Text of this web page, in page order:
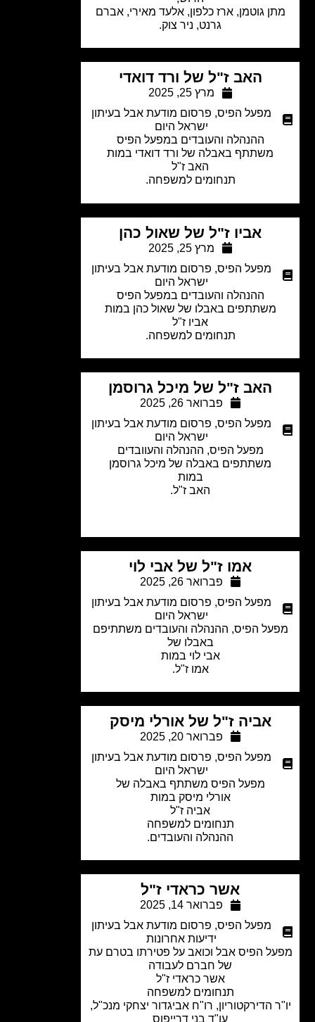
גוטמן, ארז כלפון, אלעד מאירי, אברם
גרנט, ניר צוק.
האב ז"ל של ורד דואדי
מרץ 25, 2025
מפעל הפיס,פרסום מודעת אבל בעיתון
ישראל היום
ההנהלה והעובדים במפעל הפיס
משתתף באבלה של ורד דואדי במות
תנחומים למשפחה.
אביו ז"ל של שאול כהן
מרץ 25, 2025
מפעל הפיס,פרסום מודעת אבל בעיתון
ישראל היום
ההנהלה והעובדים במפעל הפיס
משתתפים באבלו שלשאול כהן במות
תנחומים למשפחה.
האב ז"ל של מיכל גרוסמן
פברואר 26, 2025
מפעל הפיס,פרסום מודעת אבל בעיתון
ישראל היום
מפעל הפיס, ההנהלה והעוובדים
משתתפים באבלה של מיכל גרוסמן
האב ז"ל.
אמו ז"ל של אבי לוי
פברואר 26, 2025
מפעל הפיס,פרסום מודעת אבל בעיתון
ישראל היום
הפיס, ההנהלה והעובדים משתתיפם
באבלו של
אבי לוי במות
אמו ז"ל.
אביה ז"ל של אורלי מיסק
פברואר 20, 2025
מפעל הפיס,פרסום מודעת אבל בעיתון
ישראל היום
מפעל הפיס משתתף באבלה של
אורלי מיסק במות
אביה ז"ל
תנחומים למשפחה
ההנהלה והעובדים.
אשר כראדי ז"ל
פברואר 14, 2025
מפעל הפיס,פרסום מודעת אבל בעיתון
ידיעות אחרונות
הפיס אבל וכואב על פטירתו בטרם עת
של חברם לעבודה
אשר כראדי ז"ל
תנחומים למשפחה
הדירקטוריון, רו"ח אביגדור יצחקי מנכ"ל,
עו"ד בני דרייפוס